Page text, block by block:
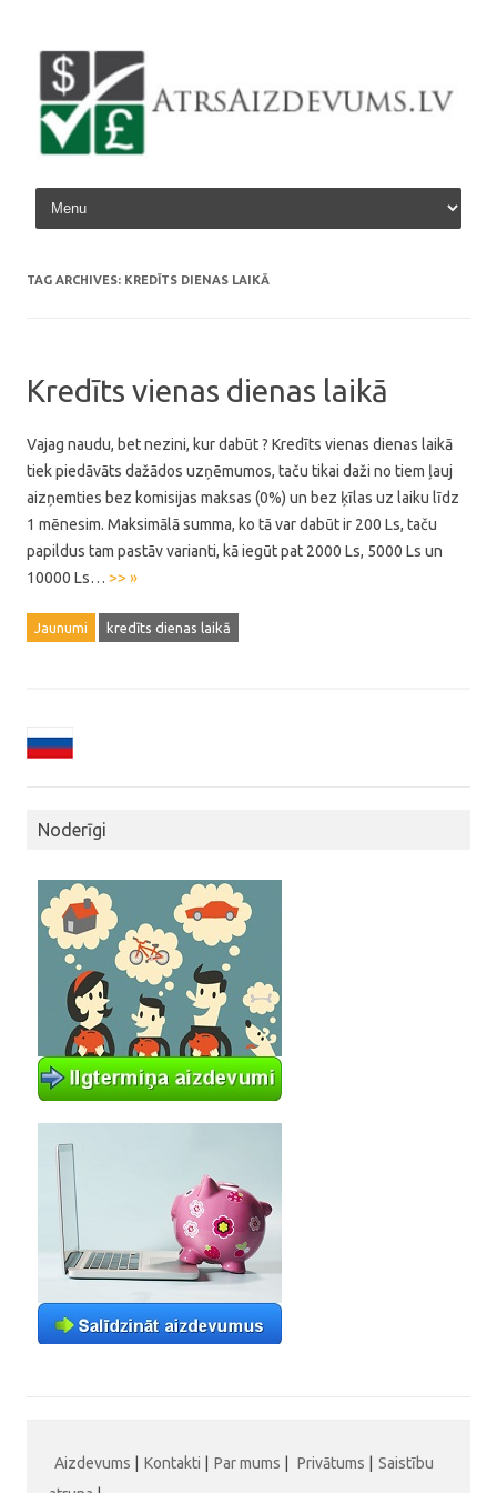
Skip to content
TAG ARCHIVES: KREDĪTS DIENAS LAIKĀ
Kredīts vienas dienas laikā
Vajag naudu, bet nezini, kur dabūt ? Kredīts vienas dienas laikā
tiek piedāvāts dažādos uzņēmumos, taču tikai daži no tiem ļauj
aizņemties bez komisijas maksas (0%) un bez ķīlas uz laiku līdz
1 mēnesim. Maksimālā summa, ko tā var dabūt ir 200 Ls, taču
papildus tam pastāv varianti, kā iegūt pat 2000 Ls, 5000 Ls un
10000 Ls… >> »
Jaunumi kredīts dienas laikā
Noderīgi
Aizdevums Kontakti Par mums Privātums
Saistību